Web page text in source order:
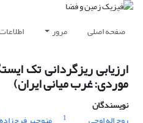
صفحه اصلی مرور
ارزیابی ریزگردانی تک
موردی: غرب میانی ایران)
نویسندگان
1